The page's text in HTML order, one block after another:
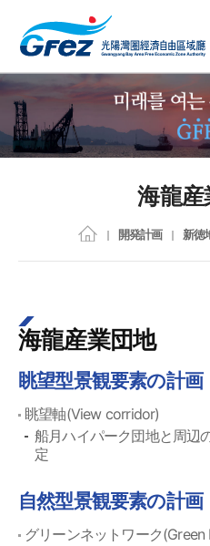
海龍産
開発計画 新徳
海龍産業団地
眺望型景観要素の計画
眺望軸(View corridor)
船月ハイパーク団地と周辺
定
自然型景観要素の計画
グリーンネットワーク